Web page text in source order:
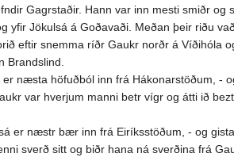
Gagrstaðir. Hann var inn mesti smiðr
yfir Jökulsá á Goðavaði. Meðan þeir riðu
eftir snemma ríðr Gaukr norðr á Víðihóla
Brandslind.
næsta höfuðból inn frá Hákonarstöðum, -
var hverjum manni betr vígr og átti ið
er næstr bær inn frá Eiríksstöðum, - og
sverð sitt og biðr hana ná sverðina frá